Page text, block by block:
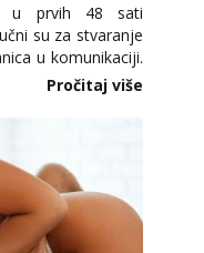
u prvih 48 sati
su za stvaranje
u komunikaciji.
ili intimnih
nije zaslužila to
Pročitaj više